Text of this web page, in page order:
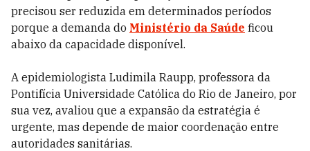
precisou ser reduzida em determinados períodos
porque a demanda do Ministério da Saúde ficou
abaixo da capacidade disponível.
A epidemiologista Ludimila Raupp, professora da
Pontifícia Universidade Católica do Rio de Janeiro, por
sua vez, avaliou que a expansão da estratégia é
urgente, mas depende de maior coordenação entre
autoridades sanitárias.